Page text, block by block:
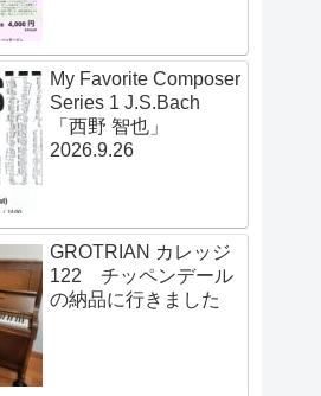
My Favorite Composer
Series 1 J.S.Bach
「西野 智也」
2026.9.26
GROTRIAN カレッジ
122 チッペンデール
の納品に行きました